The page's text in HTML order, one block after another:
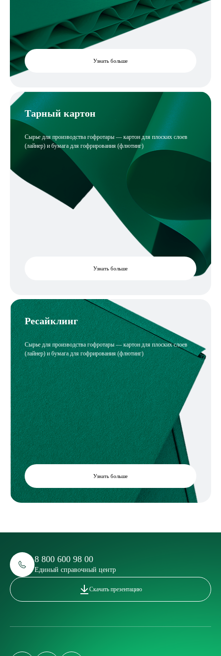
Узнать больше
Тарный картон
Сырье для производства гофротары — картон для плоских слоев
(лайнер) и бумага для гофрирования (флютинг)
Узнать больше
Ресайклинг
Сырье для производства гофротары — картон для плоских слоев
(лайнер) и бумага для гофрирования (флютинг)
Узнать больше
8 800 600 98 00
Единый справочный центр
Скачать презентацию